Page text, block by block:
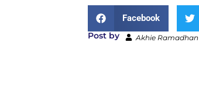
Facebook
Post by
Akhie Ramadhan